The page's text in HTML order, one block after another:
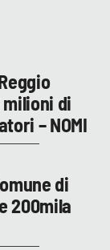
di
– NOMI
di
200mila